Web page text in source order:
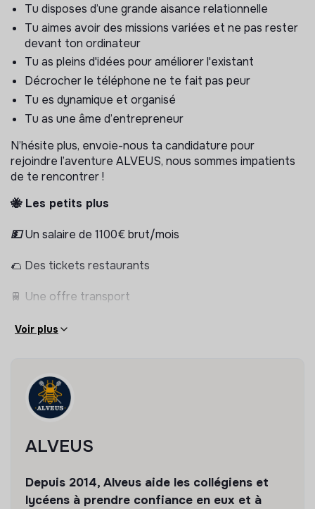
Développer et entretenir la relation avec les parents
: instaurer un climat de confiance, réaliser des points
de suivi réguliers et encourager le bouche-à-oreille
Accompagner les tuteurs : contribuer à l’amélioration
de la qualité des prestations et participer à leur
fidélisation
Développement de la Ruche
Identifier et développer de nouveaux relais de
croissance au sein du quartier
contribuer au développement du chiffre d’affaires de
Missions annexes : Contribution au
Rejoindre l'équipe "Partenariats Tuteurs" :
présenter ALVEUS et leur mission, négocier de leur
ou
présenter notre méthode pédagogique et les
accompagner jusqu'à l'inscription à un tutorat de
découverte au sein de nos Ruches
CDI (temps pleins ou partiels) possibles à la clef !
Tu disposes d’une grande aisance relationnelle
Tu aimes avoir des missions variées et ne pas rester
devant ton ordinateur
Tu as pleins d'idées pour améliorer l'existant
Décrocher le téléphone ne te fait pas peur
Tu es dynamique et organisé
Tu as une âme d’entrepreneur
N’hésite plus, envoie-nous ta candidature pour
rejoindre l’aventure ALVEUS, nous sommes impatients
de te rencontrer !
🐝 Les petits plus
💵Un salaire de 1100€ brut/mois
🌮 Des tickets restaurants
🚆 Une offre transport
💼 Un espace de travail chaleureux dans la capitale
🎉 Des afterworks
✋ Une équipe jeune et dynamique
Voir plus
ALVEUS
Depuis 2014, Alveus aide les collégiens et
lycéens à prendre confiance en eux et à